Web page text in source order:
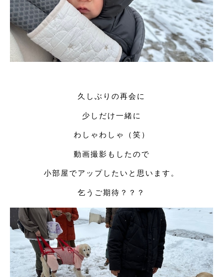
久しぶりの再会に
少しだけ一緒に
わしゃわしゃ（笑）
動画撮影もしたので
小部屋でアップしたいと思います。
乞うご期待？？？